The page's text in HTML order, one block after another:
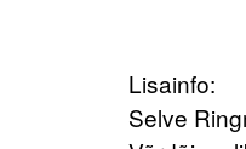
Lisainfo:
Selve